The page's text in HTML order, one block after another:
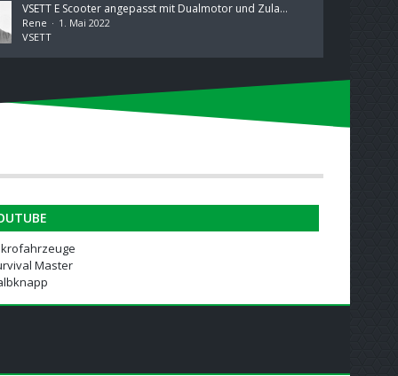
VSETT E Scooter angepasst mit Dualmotor und Zulassung in Österreich
Rene
1. Mai 2022
VSETT
Master